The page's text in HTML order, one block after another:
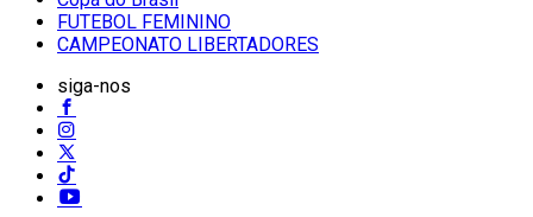
FUTEBOL FEMININO
CAMPEONATO LIBERTADORES
siga-nos